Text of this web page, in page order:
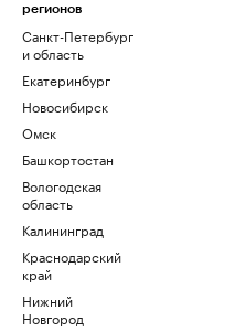
регионов
Санкт-Петербург
и область
Екатеринбург
Новосибирск
Омск
Башкортостан
Вологодская
область
Калининград
Краснодарский
край
Нижний
Новгород